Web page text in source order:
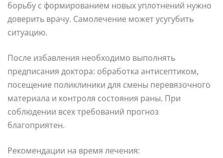
борьбу с формированием новых уплотнений нужно
доверить врачу. Самолечение может усугубить
ситуацию.
После избавления необходимо выполнять
предписания доктора: обработка антисептиком,
посещение поликлиники для смены перевязочного
материала и контроля состояния раны. При
соблюдении всех требований прогноз
благоприятен.
Рекомендации на время лечения: